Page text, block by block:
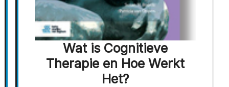
Wat is Cognitieve
Therapie en Hoe Werkt
Het?